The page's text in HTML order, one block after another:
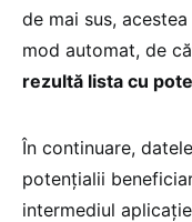
de mai sus,
mod automat, de
rezultă lista cu
În continuare,
potențialii
intermediul